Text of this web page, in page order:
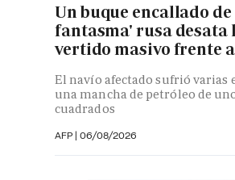
Un buque encallado
fantasma' rusa
vertido masivo frente
El navío afectado sufrió varias
una mancha de petróleo de
cuadrados
AFP | 06/08/2026